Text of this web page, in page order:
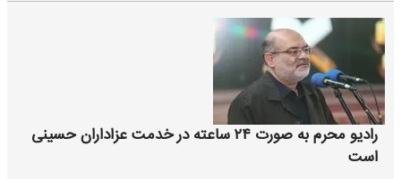
رادیو محرم به صورت ۲۴ ساعته در خدمت عزاداران حسینی
است